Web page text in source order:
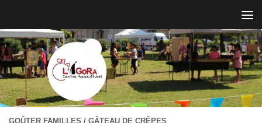
GOÛTER FAMILLES / GÂTEAU DE CRÊPES